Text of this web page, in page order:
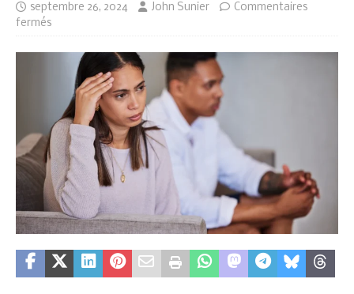
septembre 26, 2024 John Sunier
Commentaires
fermés